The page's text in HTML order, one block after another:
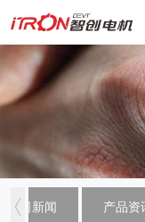
公司新闻 产品资